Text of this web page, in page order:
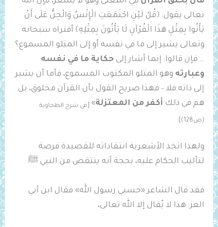
تعالى يقول: ﴿قُلْ لَئِنِ اجْتَمَعَتِ الْإِنْسُ وَالْجِنُّ عَلَى أَنْ
يَأْتُوا بِمِثْلِ هَذَا الْقُرْآنِ لَا يَأْتُونَ بِمِثْلِهِ﴾ أفتراه سبحانه
وتعالى يشير إلى ما في نفسه أو إلى المتلو المسموع؟
… فإن قالوا: إنما أشار إلىحكاية ما في نفسه
وعبارته وهو المتلو المكتوب المسموع، فأما أن يشير
إلى ذاته فلا – فهذا صريح القول بأن القرآن مخلوق، بل
هم في ذلك ‌أكفر ‌من ‌المعتزلة» [في شرح الطحاوية
(ص128)]
ولهذا اتخذ الأشعرية انتقاداته للقصيدة فرصة
لتأليب الحكام عليه، بحجة أنه ينتقص من النبي ﷺ
فقد قال الشاعر «حسبي رسول الله» فقال ابن أبي
العز: هذا لا يُقال إلا الله تعالى،